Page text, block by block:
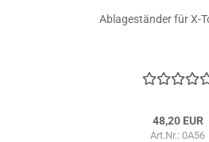
Ablageständer für X-
48,20 EUR
Art.Nr.: 0A56